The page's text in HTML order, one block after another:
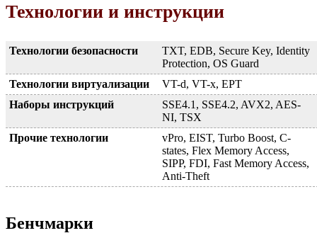
Технологии и инструкции
Технологии безопасности
TXT, EDB, Secure Key, Identity
Protection, OS Guard
Технологии виртуализации
VT-d, VT-x, EPT
Наборы инструкций
SSE4.1, SSE4.2, AVX2, AES-
NI, TSX
Прочие технологии
vPro, EIST, Turbo Boost, C-
states, Flex Memory Access,
SIPP, FDI, Fast Memory Access,
Anti-Theft
Бенчмарки